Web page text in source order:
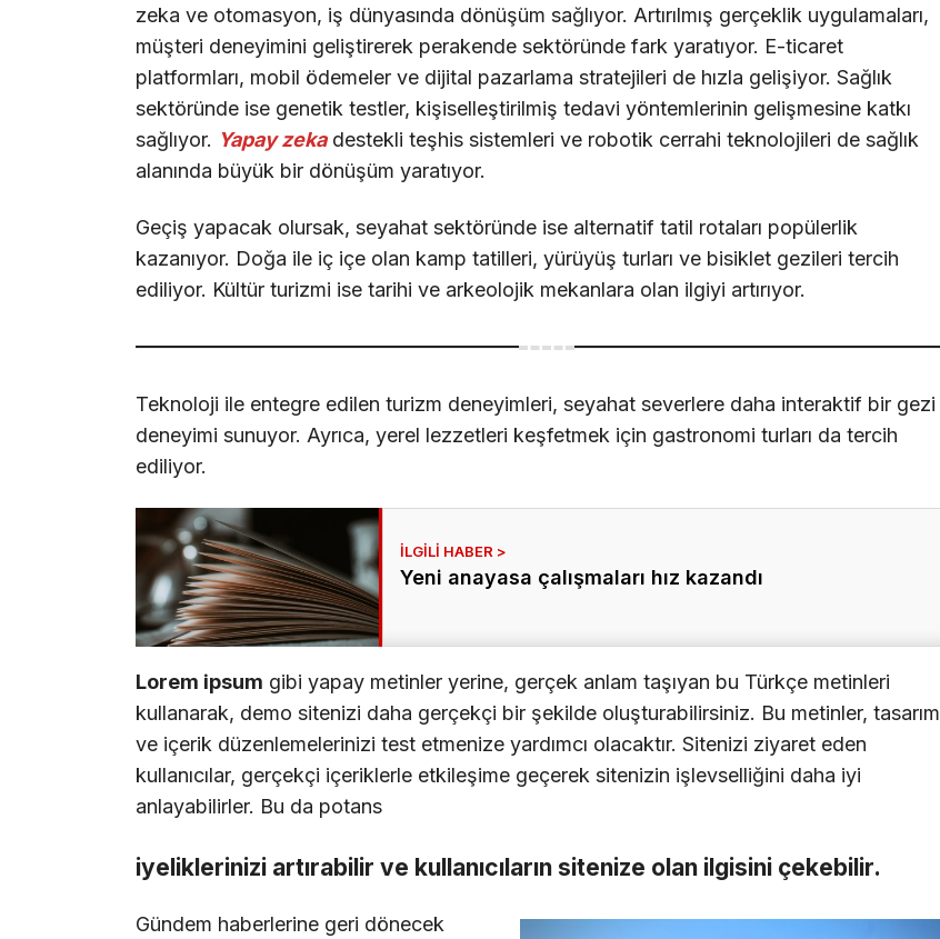
zeka ve otomasyon, iş dünyasında dönüşüm sağlıyor. Artırılmış gerçeklik uygulamaları,
müşteri deneyimini geliştirerek perakende sektöründe fark yaratıyor. E-ticaret
platformları, mobil ödemeler ve dijital pazarlama stratejileri de hızla gelişiyor. Sağlık
sektöründe ise genetik testler, kişiselleştirilmiş tedavi yöntemlerinin gelişmesine katkı
sağlıyor. Yapay zekadestekli teşhis sistemleri ve robotik cerrahi teknolojileri de sağlık
alanında büyük bir dönüşüm yaratıyor.
Geçiş yapacak olursak, seyahat sektöründe ise alternatif tatil rotaları popülerlik
kazanıyor. Doğa ile iç içe olan kamp tatilleri, yürüyüş turları ve bisiklet gezileri tercih
ediliyor. Kültür turizmi ise tarihi ve arkeolojik mekanlara olan ilgiyi artırıyor.
Teknoloji ile entegre edilen turizm deneyimleri, seyahat severlere daha interaktif bir gezi
deneyimi sunuyor. Ayrıca, yerel lezzetleri keşfetmek için gastronomi turları da tercih
ediliyor.
Yeni anayasa çalışmaları hız kazandı
Lorem ipsum gibi yapay metinler yerine, gerçek anlam taşıyan bu Türkçe metinleri
kullanarak, demo sitenizi daha gerçekçi bir şekilde oluşturabilirsiniz. Bu metinler, tasarım
ve içerik düzenlemelerinizi test etmenize yardımcı olacaktır. Sitenizi ziyaret eden
kullanıcılar, gerçekçi içeriklerle etkileşime geçerek sitenizin işlevselliğini daha iyi
anlayabilirler. Bu da potans
iyeliklerinizi artırabilir ve kullanıcıların sitenize olan ilgisini çekebilir.
Gündem haberlerine geri dönecek